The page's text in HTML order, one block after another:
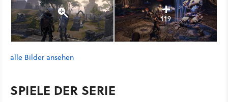
119
alle Bilder ansehen
SPIELE DER SERIE